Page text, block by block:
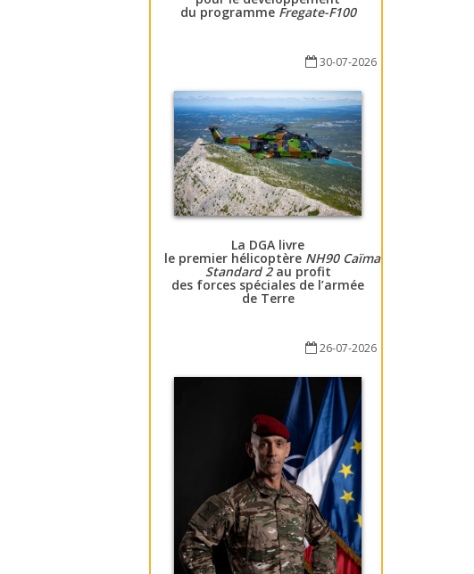
du programme Fregate-F100
30-07-2026
La DGA livre
le premier hélicoptère NH90 Caïman
Standard 2au profit
des forces spéciales de l’armée
de Terre
26-07-2026